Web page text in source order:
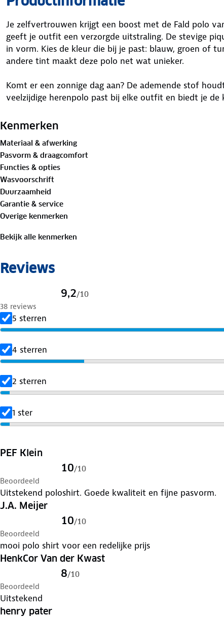
Je zelfvertrouwen krijgt een boost met de Fald polo
geeft je outfit een verzorgde uitstraling. De stevige
in vorm. Kies de kleur die bij je past: blauw, groen of
andere tint maakt deze polo net wat unieker.
Komt er een zonnige dag aan? De ademende stof
veelzijdige herenpolo past bij elke outfit en biedt je de
Standard, een wereldwijd erkende norm voor
Materiaal:
100%biologisch katoen
Is je kleding aan vervanging toe? Lever het in bij onze
bestemming aan.
Kenmerken
Materiaal & afwerking
Pasvorm & draagcomfort
Functies & opties
Wasvoorschrift
Duurzaamheid
Garantie & service
Overige kenmerken
Bekijk alle kenmerken
Reviews
9,2/10
38 reviews
5 sterren
4 sterren
2 sterren
1 ster
PEF Klein
10/10
Beoordeeld
Uitstekend poloshirt. Goede kwaliteit en fijne pasvorm.
J.A. Meijer
10/10
Beoordeeld
mooi polo shirt voor een redelijke prijs
HenkCor Van der Kwast
8/10
Beoordeeld
Uitstekend
henry pater